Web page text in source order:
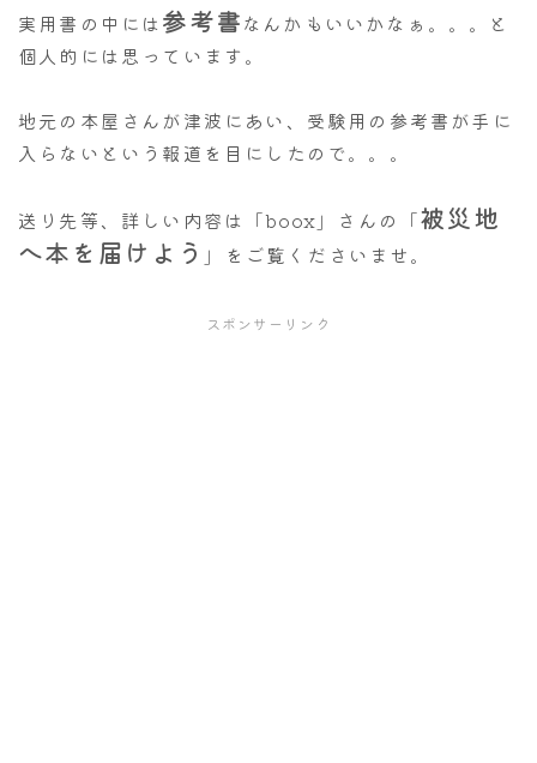
実用書の中には参考書なんかもいいかなぁ。。。と
個人的には思っています。
地元の本屋さんが津波にあい、受験用の参考書が手に
入らないという報道を目にしたので。。。
送り先等、詳しい内容は「boox」さんの「被災地
へ本を届けよう 」をご覧くださいませ。
スポンサーリンク